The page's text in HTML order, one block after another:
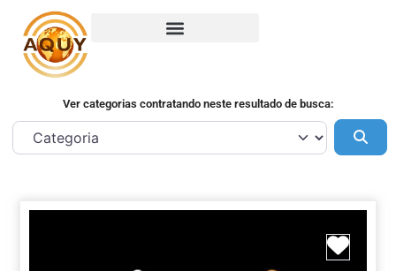
Ver categorias contratando neste resultado de busca: